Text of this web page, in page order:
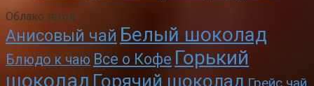
Облако тегов
Анисовый чай Белый шоколад
Блюдо к чаю Все о Кофе Горький
шоколад Горячий шоколад